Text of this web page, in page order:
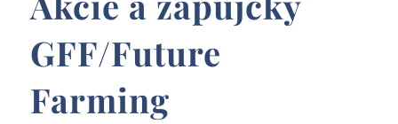
GFF/Future
Farming